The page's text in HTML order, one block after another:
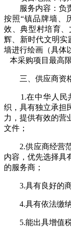
服务内容：负责
按照“镇品牌墙、
效、典型村培育
辉、新时代文明实
墙进行绘画（具体
本采购项目最高
三、供应商资
1.在中华人民共
织，具有独立承担
力，提供有效的营
文件；
2.供应商经营范
内容，优先选择具
的服务商；
3.具有良好的商
4.具有依法缴纳
5.能出具增值税